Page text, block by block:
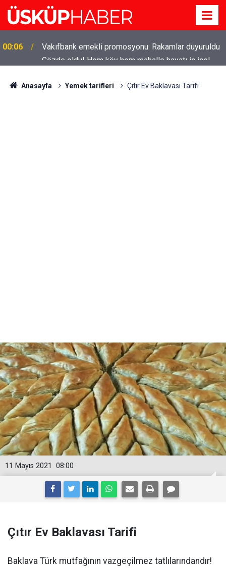
19:21
Gözde oldu! Hem köy hem mahalle hayatı iç içe!
İzmir'deki doğal semt
Anasayfa Yemek tarifleri Çıtır Ev Baklavası Tarifi
08:00
11 Mayıs 2021
Çıtır Ev Baklavası Tarifi
Baklava Türk mutfağının vazgeçilmez tatlılarındandır!